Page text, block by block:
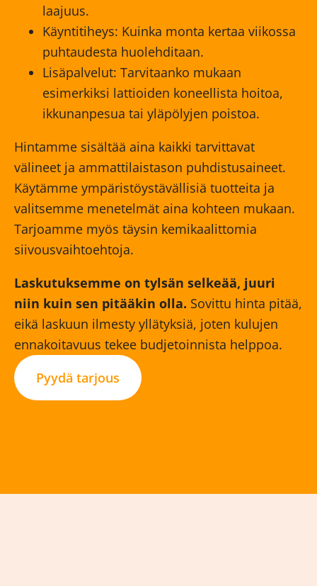
laajuus.
Käyntitiheys: Kuinka monta kertaa viikossa
puhtaudesta huolehditaan.
Lisäpalvelut: Tarvitaanko mukaan
esimerkiksi lattioiden koneellista hoitoa,
ikkunanpesua tai yläpölyjen poistoa.
Hintamme sisältää aina kaikki tarvittavat
välineet ja ammattilaistason puhdistusaineet.
Käytämme ympäristöystävällisiä tuotteita ja
valitsemme menetelmät aina kohteen mukaan.
Tarjoamme myös täysin kemikaalittomia
siivousvaihtoehtoja.
Laskutuksemme on tylsän selkeää, juuri
niin kuin sen pitääkin olla. Sovittu hinta pitää,
eikä laskuun ilmesty yllätyksiä, joten kulujen
ennakoitavuus tekee budjetoinnista helppoa.
Pyydä tarjous